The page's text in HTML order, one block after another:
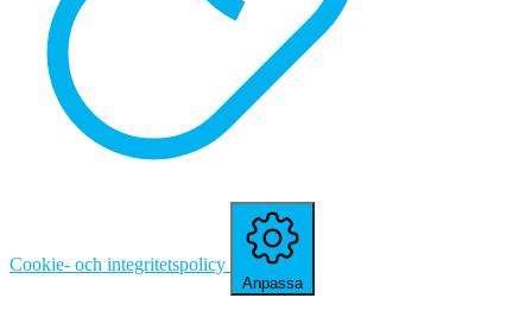
Cookie- och integritetspolicy
Anpassa